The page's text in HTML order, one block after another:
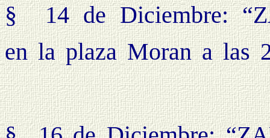
§
14 de Diciembre:
en la plaza Moran a las